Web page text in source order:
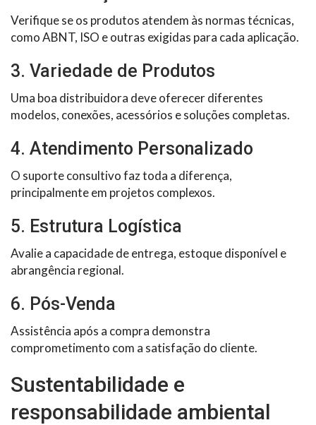
Verifique se os produtos atendem às normas técnicas,
como ABNT, ISO e outras exigidas para cada aplicação.
3. Variedade de Produtos
Uma boa distribuidora deve oferecer diferentes
modelos, conexões, acessórios e soluções completas.
4. Atendimento Personalizado
O suporte consultivo faz toda a diferença,
principalmente em projetos complexos.
5. Estrutura Logística
Avalie a capacidade de entrega, estoque disponível e
abrangência regional.
6. Pós-Venda
Assistência após a compra demonstra
comprometimento com a satisfação do cliente.
Sustentabilidade e
responsabilidade ambiental